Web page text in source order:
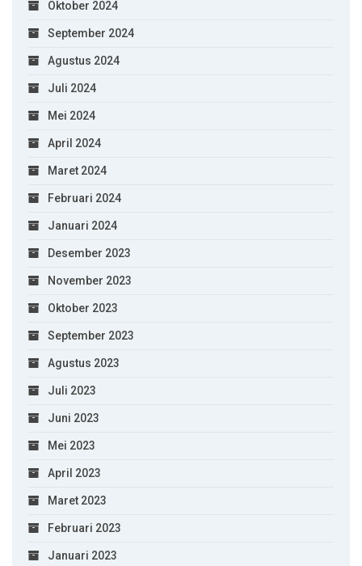
Oktober 2024
September 2024
Agustus 2024
Juli 2024
Mei 2024
April 2024
Maret 2024
Februari 2024
Januari 2024
Desember 2023
November 2023
Oktober 2023
September 2023
Agustus 2023
Juli 2023
Juni 2023
Mei 2023
April 2023
Maret 2023
Februari 2023
Januari 2023